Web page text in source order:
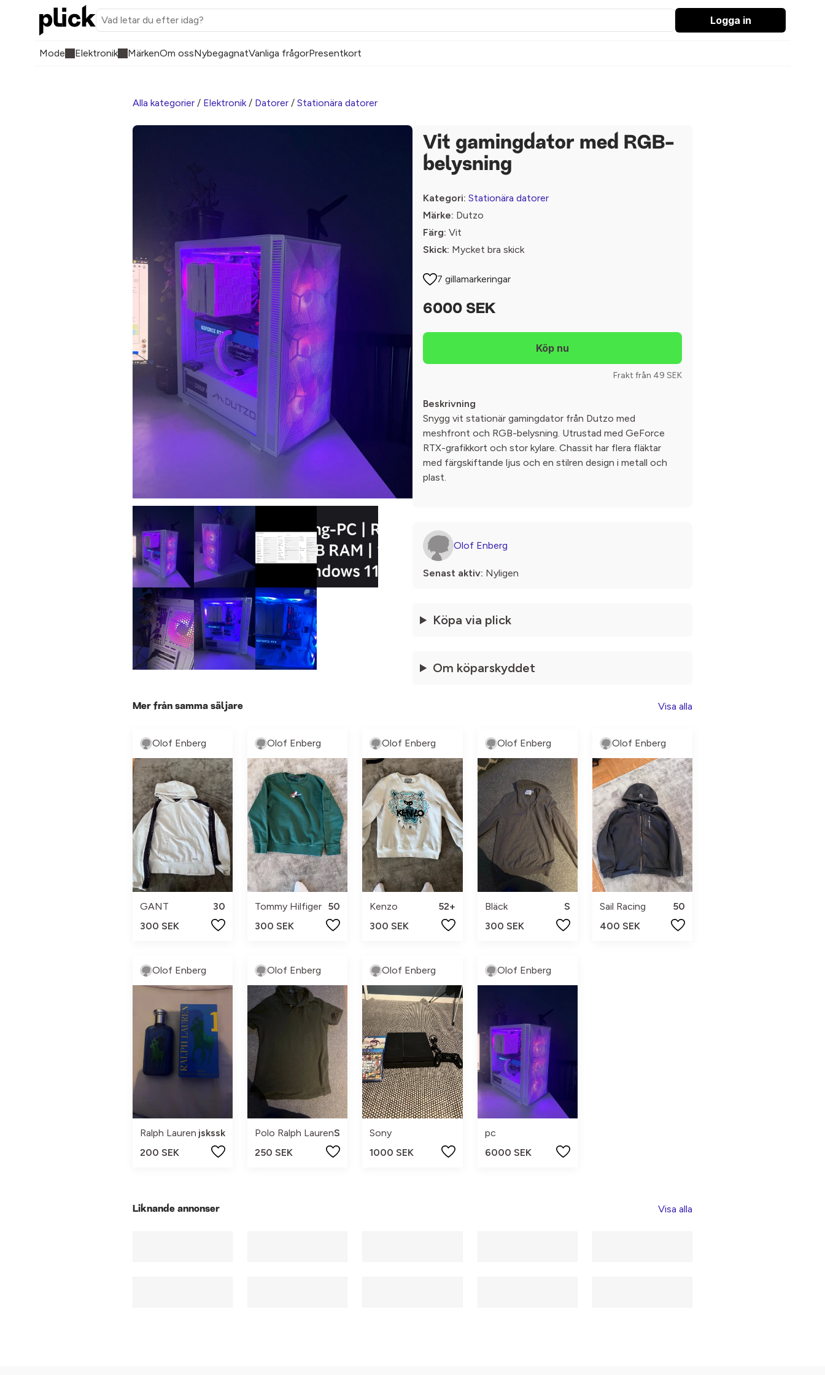
Logga in
Mode Elektronik MärkenOm ossNybegagnatVanliga frågorPresentkort
Alla kategorier / Elektronik/ Datorer / Stationära datorer
Vit gamingdator med RGB-
belysning
Kategori: Stationära datorer
Märke: Dutzo
Färg: Vit
Skick: Mycket bra skick
7 gillamarkeringar
6000 SEK
Frakt från 49 SEK
Beskrivning
Snygg vit stationär gamingdator från Dutzo med
meshfront och RGB-belysning. Utrustad med GeForce
RTX-grafikkort och stor kylare. Chassit har flera fläktar
med färgskiftande ljus och en stilren design i metall och
plast.
Olof Enberg
Senast aktiv: Nyligen
Köpa via plick
Om köparskyddet
Mer från samma säljare Visa alla
Olof Enberg
GANT
30
300 SEK
Olof Enberg
Tommy Hilfiger 50
300 SEK
Olof Enberg
Kenzo
52+
300 SEK
Olof Enberg
Bläck
S
300 SEK
Olof Enberg
Sail Racing
50
400 SEK
Olof Enberg
Ralph Lauren jskssk
200 SEK
Olof Enberg
Polo Ralph LaurenS
250 SEK
Olof Enberg
Sony
1000 SEK
Olof Enberg
pc
6000 SEK
Liknande annonser Visa alla